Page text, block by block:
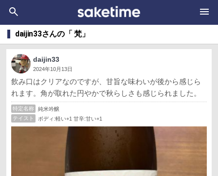
daijin33さんの「 梵」
daijin33
2024年10月13日
飲み口はクリアなのですが、甘旨な味わいが後から感じら
れます。角が取れた円やかで秋らしさも感じられました。
特定名称
純米吟醸
テイスト
ボディ:軽い+1 甘辛:甘い+1